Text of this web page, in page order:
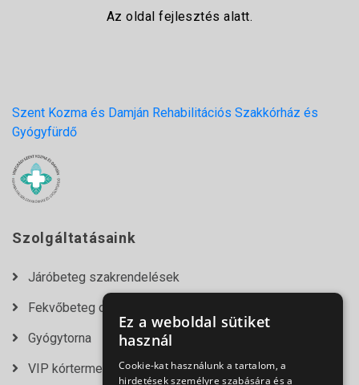
Az oldal fejlesztés alatt.
Szent Kozma és Damján Rehabilitációs Szakkórház és
Gyógyfürdő
Szolgáltatásaink
Járóbeteg szakrendelések
Fekvőbeteg osztályok
Gyógytorna
VIP kórtermek
Ez a weboldal sütiket
használ
Cookie-kat használunk a tartalom, a
hirdetések személyre szabására és a